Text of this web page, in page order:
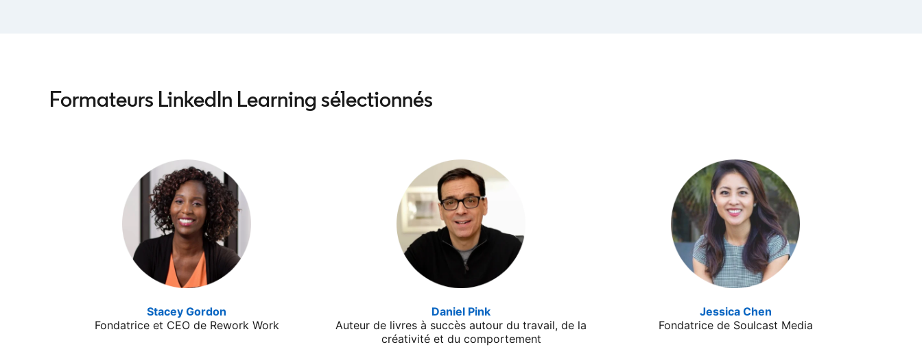
Formateurs LinkedIn Learning sélectionnés
Stacey Gordon
Fondatrice et CEO de Rework Work
Daniel Pink
Auteur de livres à succès autour du travail, de la
créativité et du comportement
Jessica Chen
Fondatrice de Soulcast Media